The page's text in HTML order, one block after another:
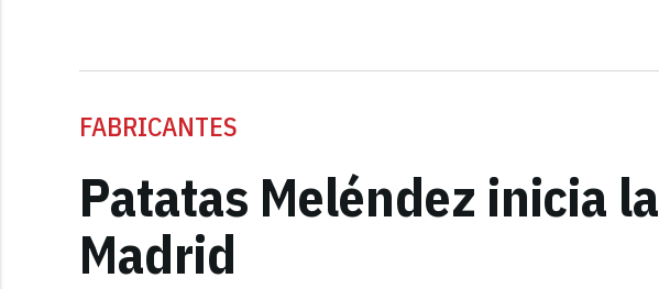
FABRICANTES
Patatas Meléndez inicia
Madrid